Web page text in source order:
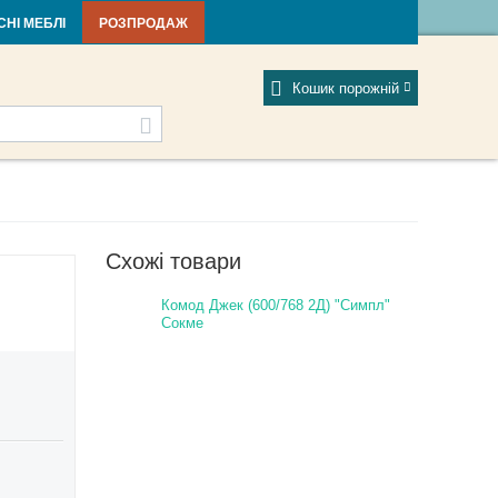
та новини Фабрики
Кошик порожній
МЕБЛІ РОЗПРОДАЖ
Схожі товари
Комод Джек (600/768 2Д) "Симпл"
Сокме